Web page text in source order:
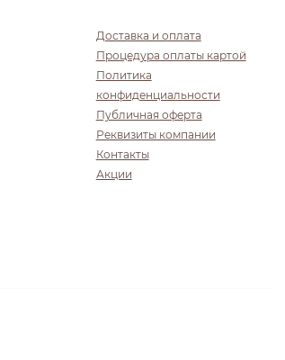
Доставка и оплата
Процедура оплаты картой
Политика
конфиденциальности
Публичная оферта
Реквизиты компании
Контакты
Акции